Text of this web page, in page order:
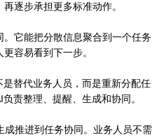
逐步承担更多标准动作。
它能把分散信息聚合到一个任务
容易看到下一步。
替代业务人员，而是重新分配任
责整理、提醒、生成和协同。
成推进到任务协同。业务人员不需